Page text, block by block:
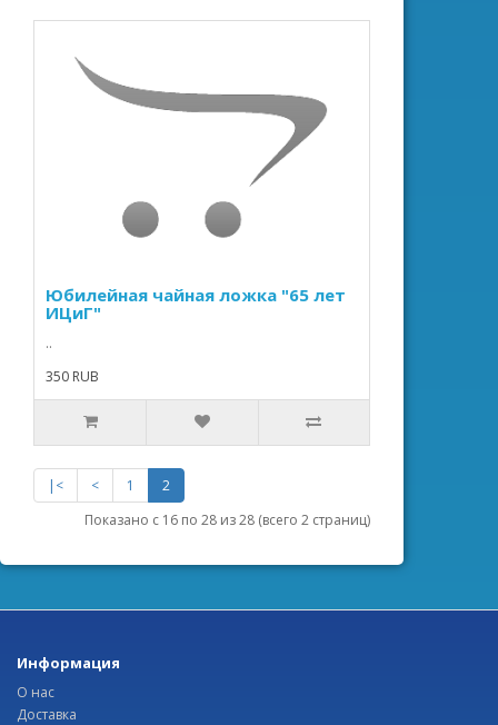
Юбилейная чайная ложка "65 лет
ИЦиГ"
..
350 RUB
|< < 1
2
Показано с 16 по 28 из 28 (всего 2 страниц)
Информация
О нас
Доставка